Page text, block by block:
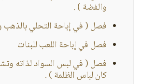
والفضة ) .
فصل ( في إباحة التحلي بالذهب
فصل في إباحة اللعب للبنات
فصل ( في لبس السواد لذاته
كان لباس الظلمة ) .